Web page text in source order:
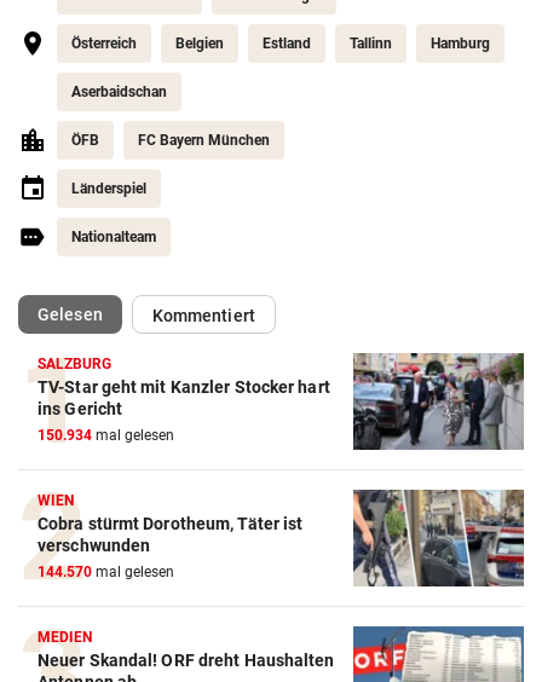
Österreich Belgien Estland Tallinn Hamburg
Aserbaidschan
ÖFB FC Bayern München
Länderspiel
Nationalteam
Gelesen(ausgewählt)Kommentiert
SALZBURG
TV-Star geht mit Kanzler Stocker hart
ins Gericht
150.934 mal gelesen
WIEN
Cobra stürmt Dorotheum, Täter ist
verschwunden
144.570 mal gelesen
MEDIEN
Neuer Skandal! ORF dreht Haushalten
Action-Cam Vergleich
ZUM VERGLEICH
Crosstrainer Vergleich
ZUM VERGLEICH
E-Bike Vergleich
ZUM VERGLEICH
Elektro-Scooter Vergleich